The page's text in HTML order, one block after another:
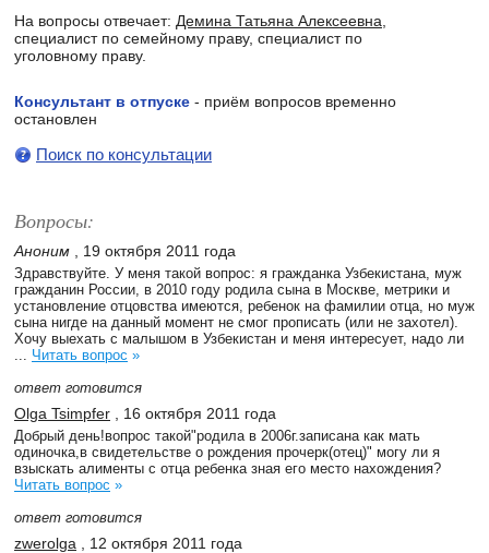
На вопросы отвечает: Демина Татьяна Алексеевна
специалист по семейному праву, специалист по
уголовному праву.
Консультант в отпуске - приём вопросов временно
остановлен
Поиск по консультации
Вопросы:
Аноним , 19 октября 2011 года
Здравствуйте. У меня такой вопрос: я гражданка Узбекистана, муж
гражданин России, в 2010 году родила сына в Москве, метрики и
установление отцовства имеются, ребенок на фамилии отца, но муж
сына нигде на данный момент не смог прописать (или не захотел).
Хочу выехать с малышом в Узбекистан и меня интересует, надо ли
... Читать вопрос »
ответ готовится
Olga Tsimpfer , 16 октября 2011 года
Добрый день!вопрос такой"родила в 2006г.записана как мать
одиночка,в свидетельстве о рождения прочерк(отец)" могу ли я
взыскать алименты с отца ребенка зная его место нахождения?
Читать вопрос »
ответ готовится
zwerolga , 12 октября 2011 года